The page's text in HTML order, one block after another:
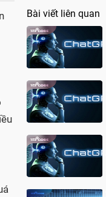
Bài viết liên quan